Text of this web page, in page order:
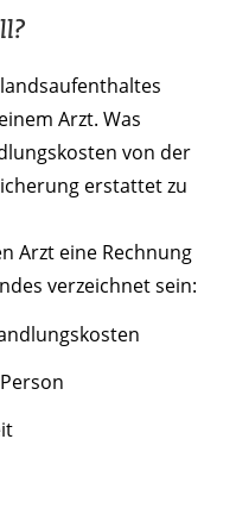
Arzt. Was
von der
erstattet zu
Arzt eine Rechnung
verzeichnet sein: